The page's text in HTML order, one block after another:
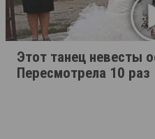
Этот танец невесты
Пересмотрела 10 раз